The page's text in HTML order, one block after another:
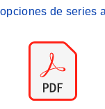
de series